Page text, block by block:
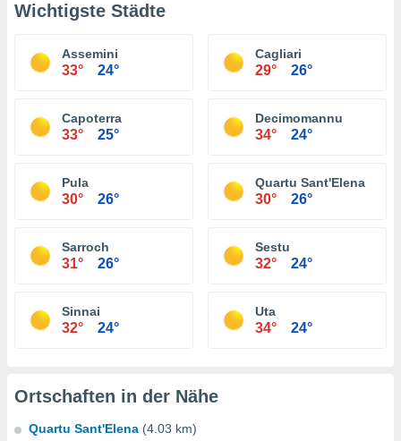
Wichtigste Städte
Assemini
33° 24°
Cagliari
29° 26°
Capoterra
33° 25°
Decimomannu
34° 24°
Pula
30° 26°
Quartu Sant'Elena
30° 26°
Sarroch
31° 26°
Sestu
32° 24°
Sinnai
32° 24°
Uta
34° 24°
Ortschaften in der Nähe
Quartu Sant'Elena (4.03 km)